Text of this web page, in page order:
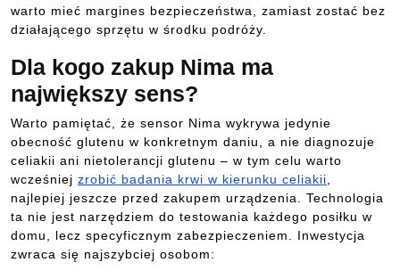
warto mieć margines bezpieczeństwa, zamiast zostać bez
działającego sprzętu w środku podróży.
Dla kogo zakup Nima ma
największy sens?
Warto pamiętać, że sensor Nima wykrywa jedynie
obecność glutenu w konkretnym daniu, a nie diagnozuje
celiakii ani nietolerancji glutenu – w tym celu warto
wcześniej zrobić badania krwi w kierunku celiakii
najlepiej jeszcze przed zakupem urządzenia. Technologia
ta nie jest narzędziem do testowania każdego posiłku w
domu, lecz specyficznym zabezpieczeniem. Inwestycja
zwraca się najszybciej osobom: